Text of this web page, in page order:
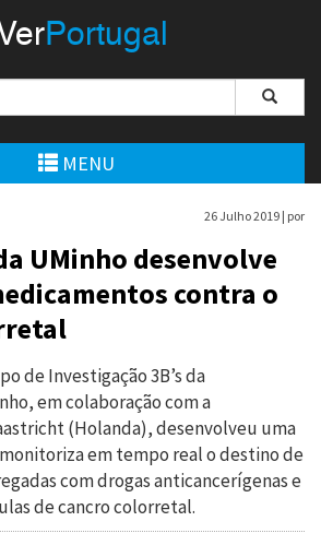
Portugal
MENU
26 Julho 2019 | por
UMinho desenvolve
contra o
de Investigação 3B’s da
em colaboração com a
(Holanda), desenvolveu uma
em tempo real o destino de
com drogas anticancerígenas e
de cancro colorretal.